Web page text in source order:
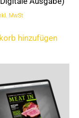
MwSt
hinzufügen